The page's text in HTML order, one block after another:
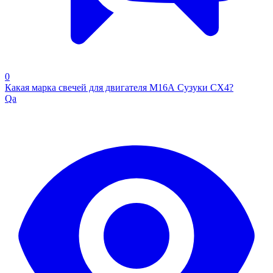
0
Какая марка свечей для двигателя М16А Сузуки СХ4?
Qa